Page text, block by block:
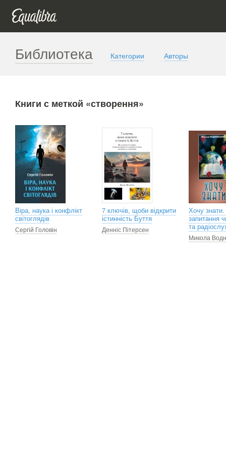
Библиотека Категории Авторы
Книги с меткой «створення»
Віра, наука і конфлікт
світоглядів
Сергій Головін
7 ключів, щоби відкрити
істинність Буття
Денніс Пітерсен
Хочу знати.
запитання
та
Микола